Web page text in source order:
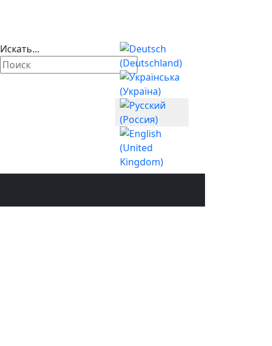
Искать... Выберите язык